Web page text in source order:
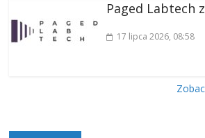
Paged Labtech
17 lipca 2026, 08:58